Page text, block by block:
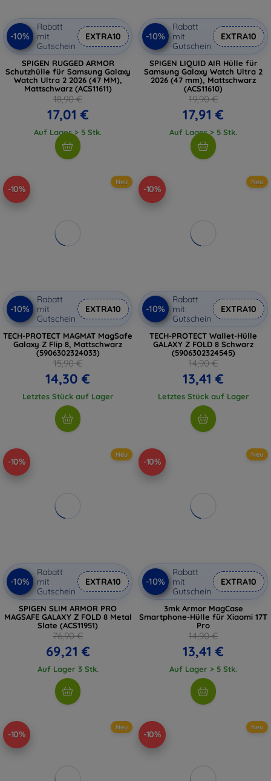
-10%
Rabatt
mit
Gutschein
EXTRA10
SPIGEN RUGGED ARMOR
Schutzhülle für Samsung Galaxy
Watch Ultra 2 2026 (47 MM),
Mattschwarz (ACS11611)
18,90 €
17,01 €
Auf Lager > 5 Stk.
-10%
Rabatt
mit
Gutschein
EXTRA10
SPIGEN LIQUID AIR Hülle für
Samsung Galaxy Watch Ultra 2
2026 (47 mm), Mattschwarz
(ACS11610)
19,90 €
17,91 €
Auf Lager > 5 Stk.
-10%
Neu
-10%
Rabatt
mit
Gutschein
EXTRA10
TECH-PROTECT MAGMAT MagSafe
Galaxy Z Flip 8, Mattschwarz
(5906302324033)
15,90 €
14,30 €
Letztes Stück auf Lager
-10%
Neu
-10%
Rabatt
mit
Gutschein
EXTRA10
TECH-PROTECT Wallet-Hülle
GALAXY Z FOLD 8 Schwarz
(5906302324545)
14,90 €
13,41 €
Letztes Stück auf Lager
-10%
Neu
-10%
Rabatt
mit
Gutschein
EXTRA10
SPIGEN SLIM ARMOR PRO
MAGSAFE GALAXY Z FOLD 8 Metal
Slate (ACS11951)
76,90 €
69,21 €
Auf Lager 3 Stk.
-10%
Neu
-10%
Rabatt
mit
Gutschein
EXTRA10
3mk Armor MagCase
Smartphone-Hülle für Xiaomi 17T
Pro
14,90 €
13,41 €
Auf Lager > 5 Stk.
-10%
Neu
-10%
Neu